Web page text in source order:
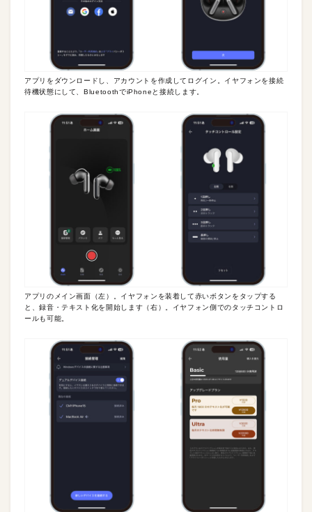
アプリをダウンロードし、アカウントを作成してログイン。イヤフォンを接続
待機状態にして、BluetoothでiPhoneと接続します。
アプリのメイン画面（左）。イヤフォンを装着して赤いボタンをタップする
と、録音・テキスト化を開始します（右）。イヤフォン側でのタッチコントロ
ールも可能。